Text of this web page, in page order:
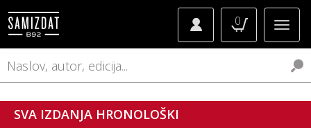
0
SVA IZDANJA HRONOLOŠKI